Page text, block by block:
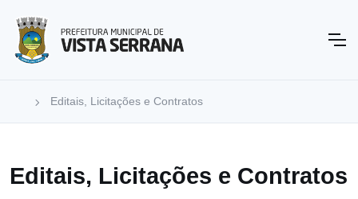
Editais, Licitações e Contratos
Editais, Licitações e Contratos